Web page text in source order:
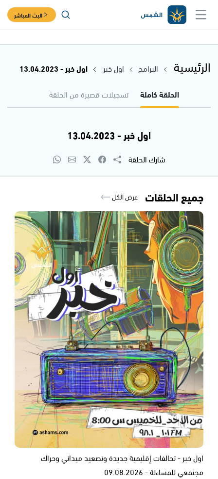
البث المباشر
الرئيسية البرامج اول خبر
اول خبر - 13.04.2023
الحلقة كاملة
تسجيلات قصيرة من الحلقة
اول خبر - 13.04.2023
شارك الحلقة
جميع الحلقات عرض الكل
اول خبر - تحالفات إقليمية جديدة وتصعيد ميداني وحراك
مجتمعي للمساءلة - 09.08.2026